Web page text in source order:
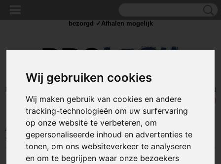
Wij gebruiken cookies
Wij maken gebruik van cookies en andere
tracking-technologieën om uw surfervaring
op onze website te verbeteren, om
gepersonaliseerde inhoud en advertenties te
tonen, om ons websiteverkeer te analyseren
en om te begrijpen waar onze bezoekers
Inloggen
UW WINKELWAGEN
Geen producten
(0)
Home >AANHANGER TOEBEHOREN>Verloopstekkers
stroomkabel - 8 polig - 3 meter - 12V
bezorgd ✓Afhalen mogelijk